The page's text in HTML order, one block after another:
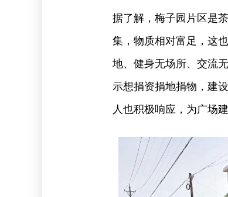
据了解，梅子园片区是
集，物质相对富足，这
地、健身无场所、交流
示想捐资捐地捐物，建
人也积极响应，为广场